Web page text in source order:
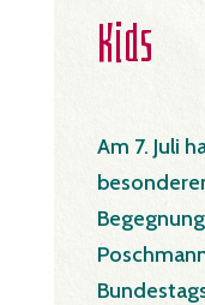
Kids
Am 7. Juli